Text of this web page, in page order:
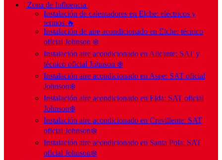
| Zona de Influencia |
Instalación de calentadores en Elche: eléctricos y
termos 🔥
Instalación de aire acondicionado en Elche: técnico
oficial Johnson ❄️
Instalación aire acondicionado en Alicante: SAT y
técnico oficial Johnson ❄️
Instalación aire acondicionado en Aspe: SAT oficial
Johnson❄️
Instalación aire acondicionado en Elda: SAT oficial
Johnson❄️
Instalación aire acondicionado en Crevillente: SAT
oficial Johnson❄️
Instalación aire acondicionado en Santa Pola: SAT
oficial Johnson❄️